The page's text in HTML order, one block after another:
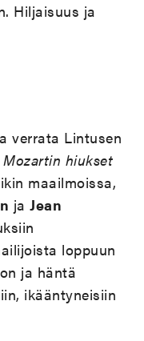
Hiljaisuus ja
verrata Lintusen
Mozartin hiukset
maailmoissa,
jaJean
loppuun
ja häntä
ikääntyneisiin